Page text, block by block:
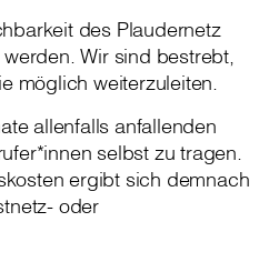
des Plaudernetz
Wir sind bestrebt,
möglich weiterzuleiten.
allenfalls anfallenden
selbst zu tragen.
ergibt sich demnach
oder